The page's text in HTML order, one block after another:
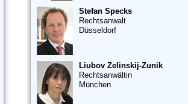
Stefan Specks
Rechtsanwalt
Düsseldorf
Liubov Zelinskij-Zunik
Rechtsanwältin
München